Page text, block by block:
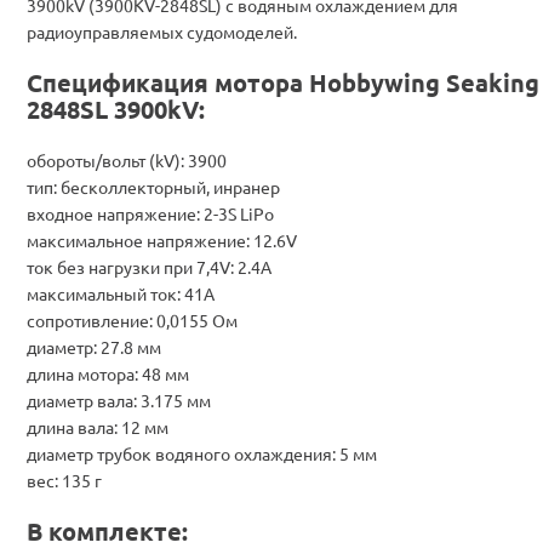
радиоуправляемых судомоделей.
Спецификация мотора Hobbywing Seaking
2848SL 3900kV:
обороты/вольт (kV): 3900
тип: бесколлекторный, инранер
входное напряжение: 2-3S LiPo
максимальное напряжение: 12.6V
ток без нагрузки при 7,4V: 2.4А
максимальный ток: 41А
сопротивление: 0,0155 Ом
диаметр: 27.8 мм
длина мотора: 48 мм
диаметр вала: 3.175 мм
длина вала: 12 мм
диаметр трубок водяного охлаждения: 5 мм
вес: 135 г
В комплекте: